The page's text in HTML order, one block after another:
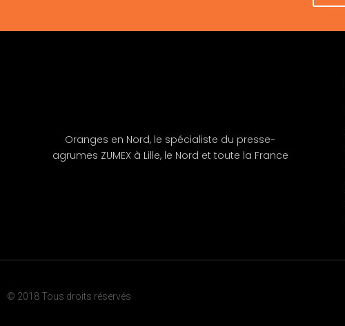
Oranges en Nord, le spécialiste du presse-
agrumes ZUMEX à Lille, le Nord et toute la France
© 2018 Tous droits réservés